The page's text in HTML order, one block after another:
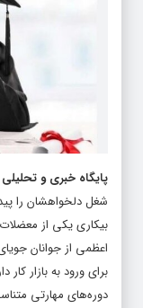
پایگاه خبری و
شغل دلخواهشان را
بیکاری یکی از
اعظمی از جوانان
برای ورود به بازار
دوره‌های مهارتی